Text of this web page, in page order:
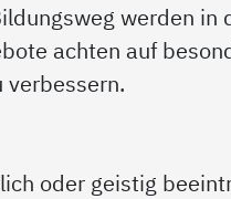
werden
achten auf
verbessern.
oder geistig